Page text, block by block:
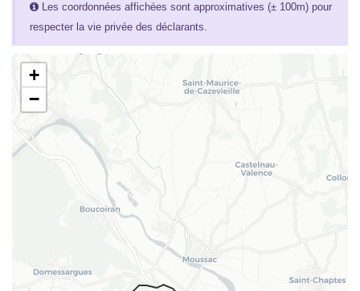
Les coordonnées affichées sont approximatives (± 100m) pour
respecter la vie privée des déclarants.
+
−